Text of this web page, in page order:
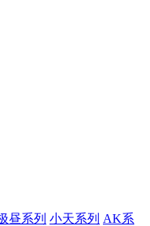
昼系列 小天系列 AK系